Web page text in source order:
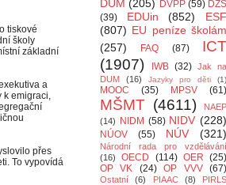
tiskové
školy
základní
a
k emigraci,
přes
To vypovídá
DUM (205) DVPP (59) DZS
(39)
EDUin (852)
ESF
(807) EU peníze školám
(257)
FAQ (87)
ICT
(1907)
IWB (32) Jak na
DUM
(16) Jazyky pro děti (1)
MOOC (35) MPSV (61)
MŠMT (4611)
NAEP
(14)
NIDM (58) NIDV (228)
NÚOV (55) NÚV (321)
Národní rada pro vzdělávání
(16)
OECD (114) OER (25)
OP VK
(24) OP VVV (67)
Ostatní (6) PIAAC (8)
PIRLS